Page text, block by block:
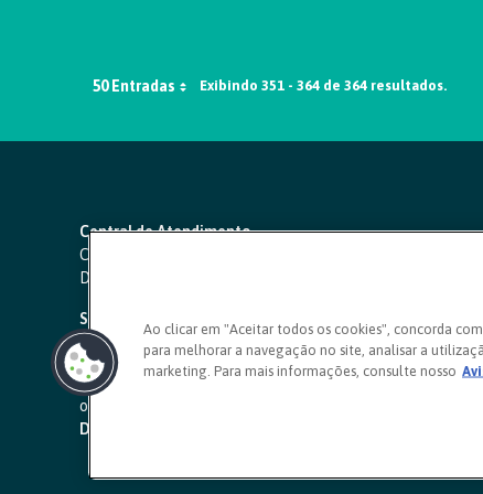
50 Entradas Exibindo 351 - 364 de 364 resultados.
Central de Atendimento
Capitais e regiões metropolitanas:
Demais localidades:
SAC 24 horas
Ouvidoria
0800 725 0996
(de segunda a sexta, das 8h às 20h)
ouvidoriasicoob.com.br
Deficientes auditivos ou de fala
Ao clicar em "Aceitar todos os cookies", concorda
para melhorar a navegação no site, analisar a
marketing. Para mais informações, consulte nosso